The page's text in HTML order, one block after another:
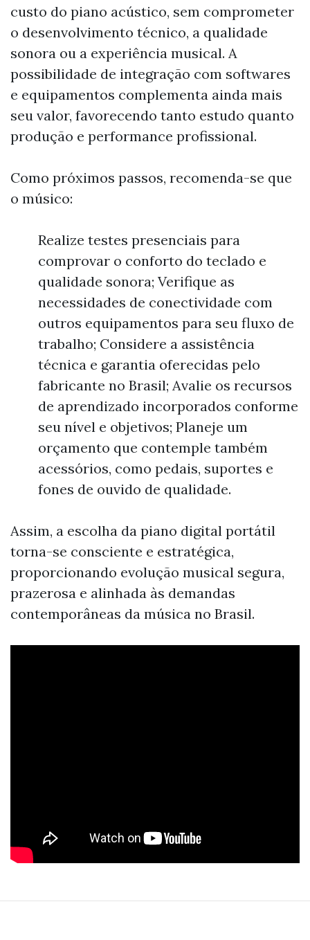
custo do piano acústico, sem comprometer
o desenvolvimento técnico, a qualidade
sonora ou a experiência musical. A
possibilidade de integração com softwares
e equipamentos complementa ainda mais
seu valor, favorecendo tanto estudo quanto
produção e performance profissional.
Como próximos passos, recomenda-se que
o músico:
Realize testes presenciais para
comprovar o conforto do teclado e
qualidade sonora; Verifique as
necessidades de conectividade com
outros equipamentos para seu fluxo de
trabalho; Considere a assistência
técnica e garantia oferecidas pelo
fabricante no Brasil; Avalie os recursos
de aprendizado incorporados conforme
seu nível e objetivos; Planeje um
orçamento que contemple também
acessórios, como pedais, suportes e
fones de ouvido de qualidade.
Assim, a escolha da piano digital portátil
torna-se consciente e estratégica,
proporcionando evolução musical segura,
prazerosa e alinhada às demandas
contemporâneas da música no Brasil.